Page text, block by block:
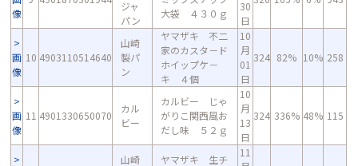
像
ジャ
パン
大袋 ４３０ｇ
30
日
画
像
10 4903110514640
山崎
製パ
ン
ヤマザキ 不二
家のカスタ－ド
ホイップケ－
キ ４個
10
月
01
日
324 82% 10% 258
画
像
11 4901330650070
カル
ビー
カルビー じゃ
がりこ関西風お
だし味 ５２ｇ
10
月
13
日
324 336% 48% 115
山崎
ヤマザキ 生チ
11